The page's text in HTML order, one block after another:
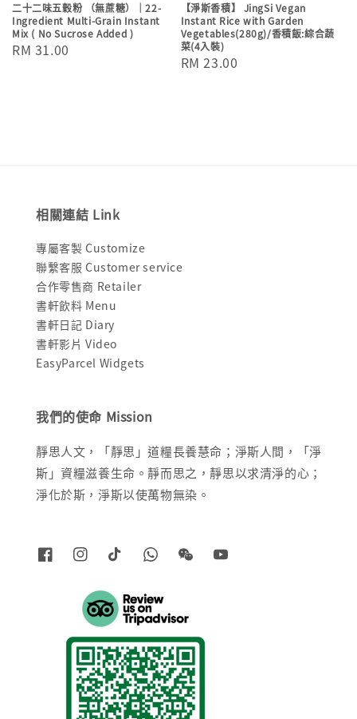
二十二味五穀粉 （無蔗糖）｜22-
Ingredient Multi-Grain Instant
Mix ( No Sucrose Added )
Regular
RM 31.00
【淨斯香積】 JingSi Vegan
Instant Rice with Garden
Vegetables(280g)/香積飯:綜合蔬
菜(4入裝)
Regular
RM 23.00
相關連結 Link
專屬客製 Customize
聯繫客服 Customer service
合作零售商 Retailer
書軒飲料 Menu
書軒日記 Diary
書軒影片 Video
EasyParcel Widgets
我們的使命 Mission
靜思人文，「靜思」道糧長養慧命；淨斯人間，「淨
斯」資糧滋養生命。靜而思之，靜思以求清淨的心；
淨化於斯，淨斯以使萬物無染。